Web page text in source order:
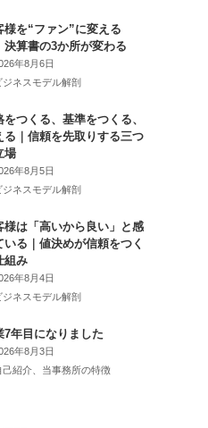
様を“ファン”に変える
決算書の3か所が変わる
年8月6日
ジネスモデル解剖
をつくる、基準をつくる、
る｜信頼を先取りする三つ
場
年8月5日
ジネスモデル解剖
様は「高いから良い」と感
いる｜値決めが信頼をつく
組み
年8月4日
ジネスモデル解剖
7年目になりました
年8月3日
己紹介、当事務所の特徴